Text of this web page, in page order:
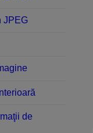
JPEG
de